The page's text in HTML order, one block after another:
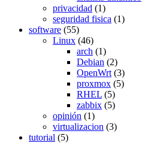
privacidad (1)
seguridad fisica (1)
software (55)
Linux (46)
arch (1)
Debian (2)
OpenWrt (3)
proxmox (5)
RHEL (5)
zabbix (5)
opinión (1)
virtualizacion (3)
tutorial (5)